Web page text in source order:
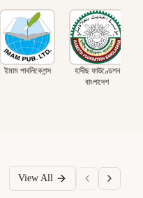
ইমাম পাবলিকেশন্স
হাদীছ ফাউণ্ডেশন
বাংলাদেশ
View All